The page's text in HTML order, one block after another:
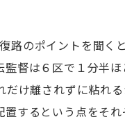
路のポイントを聞く
監督は６区で１分半
だけ離されずに粘れ
置するという点をそれ